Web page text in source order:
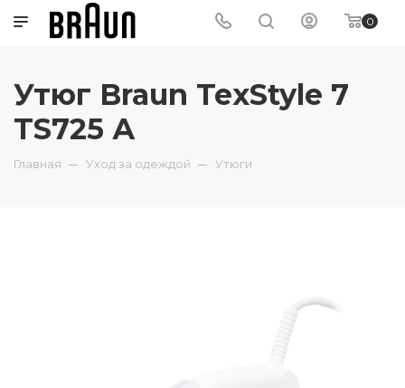
0
Утюг Braun TexStyle 7
TS725 А
Главная Уход за одеждой Утюги